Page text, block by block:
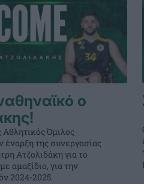
ο
Όμιλος
έναρξη της συνεργασίας
Ατζολιδάκη για το
αμαξίδιο, για την
2024-2025.